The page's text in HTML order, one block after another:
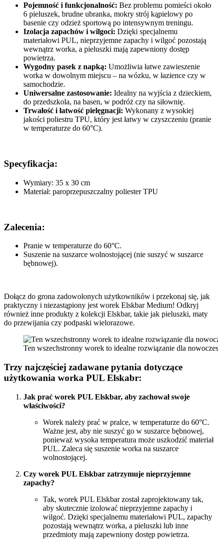
Pojemność i funkcjonalność: Bez problemu pomieści około
6 pieluszek, brudne ubranka, mokry strój kąpielowy po
basenie czy odzież sportową po intensywnym treningu.
Izolacja zapachów i wilgoci: Dzięki specjalnemu
materiałowi PUL, nieprzyjemne zapachy i wilgoć pozostają
wewnątrz worka, a pieluszki mają zapewniony dostęp
powietrza.
Wygodny pasek z napką: Umożliwia łatwe zawieszenie
worka w dowolnym miejscu – na wózku, w łazience czy w
samochodzie.
Uniwersalne zastosowanie: Idealny na wyjścia z dzieckiem,
do przedszkola, na basen, w podróż czy na siłownię.
Trwałość i łatwość pielęgnacji: Wykonany z wysokiej
jakości poliestru TPU, który jest łatwy w czyszczeniu (pranie
w temperaturze do 60°C).
Specyfikacja:
Wymiary: 35 x 30 cm
Materiał: paroprzepuszczalny poliester TPU
Zalecenia:
Pranie w temperaturze do 60°C.
Suszenie na suszarce wolnostojącej (nie suszyć w suszarce
bębnowej).
Dołącz do grona zadowolonych użytkowników i przekonaj się, jak
praktyczny i niezastąpiony jest worek Elskbar Medium! Odkryj
również inne produkty z kolekcji Elskbar, takie jak pieluszki, maty
do przewijania czy podpaski wielorazowe.
Ten wszechstronny worek to idealne rozwiązanie dla
Trzy najczęściej zadawane pytania dotyczące
użytkowania worka PUL Elskabr:
Jak prać worek PUL Elskbar, aby zachował swoje
właściwości?
Worek należy prać w pralce, w temperaturze do 60°C.
Ważne jest, aby nie suszyć go w suszarce bębnowej,
ponieważ wysoka temperatura może uszkodzić materiał
PUL. Zaleca się suszenie worka na suszarce
wolnostojącej.
Czy worek PUL Elskbar zatrzymuje nieprzyjemne
zapachy?
Tak, worek PUL Elskbar został zaprojektowany tak,
aby skutecznie izolować nieprzyjemne zapachy i
wilgoć. Dzięki specjalnemu materiałowi PUL, zapachy
pozostają wewnątrz worka, a pieluszki lub inne
przedmioty mają zapewniony dostęp powietrza.